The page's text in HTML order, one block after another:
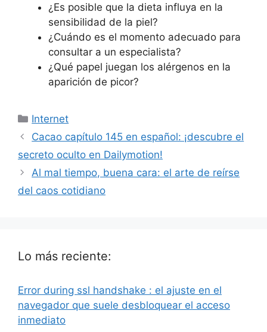
¿Es posible que la dieta influya en la
sensibilidad de la piel?
¿Cuándo es el momento adecuado para
consultar a un especialista?
¿Qué papel juegan los alérgenos en la
aparición de picor?
Categorías
Internet
Cacao capítulo 145 en español: ¡descubre el
secreto oculto en Dailymotion!
Al mal tiempo, buena cara: el arte de reírse
del caos cotidiano
Lo más reciente:
Error during ssl handshake : el ajuste en el
navegador que suele desbloquear el acceso
inmediato